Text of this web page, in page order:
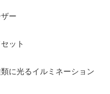
ー
ット
に光るイルミネーション